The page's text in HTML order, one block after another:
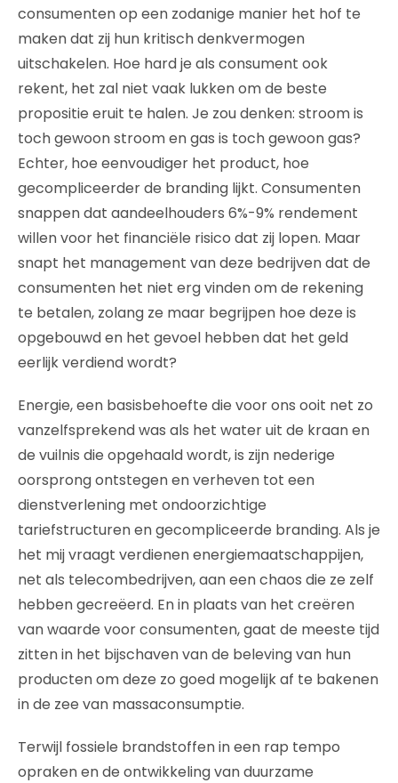
consumenten op een zodanige manier het hof te
maken dat zij hun kritisch denkvermogen
uitschakelen. Hoe hard je als consument ook
rekent, het zal niet vaak lukken om de beste
propositie eruit te halen. Je zou denken: stroom is
toch gewoon stroom en gas is toch gewoon gas?
Echter, hoe eenvoudiger het product, hoe
gecompliceerder de branding lijkt. Consumenten
snappen dat aandeelhouders 6%-9% rendement
willen voor het financiële risico dat zij lopen. Maar
snapt het management van deze bedrijven dat de
consumenten het niet erg vinden om de rekening
te betalen, zolang ze maar begrijpen hoe deze is
opgebouwd en het gevoel hebben dat het geld
eerlijk verdiend wordt?
Energie, een basisbehoefte die voor ons ooit net zo
vanzelfsprekend was als het water uit de kraan en
de vuilnis die opgehaald wordt, is zijn nederige
oorsprong ontstegen en verheven tot een
dienstverlening met ondoorzichtige
tariefstructuren en gecompliceerde branding. Als je
het mij vraagt verdienen energiemaatschappijen,
net als telecombedrijven, aan een chaos die ze zelf
hebben gecreëerd. En in plaats van het creëren
van waarde voor consumenten, gaat de meeste tijd
zitten in het bijschaven van de beleving van hun
producten om deze zo goed mogelijk af te bakenen
in de zee van massaconsumptie.
Terwijl fossiele brandstoffen in een rap tempo
opraken en de ontwikkeling van duurzame